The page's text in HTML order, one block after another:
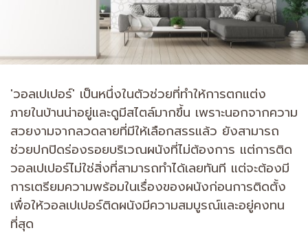
'วอลเปเปอร์' เป็นหนึ่งในตัวช่วยที่ทำให้การตกแต่ง
ภายในบ้านน่าอยู่และดูมีสไตล์มากขึ้น เพราะนอกจากความ
สวยงามจากลวดลายที่มีให้เลือกสรรแล้ว ยังสามารถ
ช่วยปกปิดร่องรอยบริเวณผนังที่ไม่ต้องการ แต่การติด
วอลเปเปอร์ไม่ใช่สิ่งที่สามารถทำได้เลยทันที แต่จะต้องมี
การเตรียมความพร้อมในเรื่องของผนังก่อนการติดตั้ง
เพื่อให้วอลเปเปอร์ติดผนังมีความสมบูรณ์และอยู่คงทน
ที่สุด